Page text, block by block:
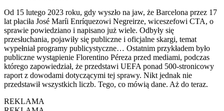
Od 15 lutego 2023 roku, gdy wyszło na jaw, że Barcelona przez 17
lat płaciła José Maríi Enríquezowi Negreirze, wiceszefowi CTA, o
sprawie powiedziano i napisano już wiele. Odbyły się
przesłuchania, pojawiły się publiczne i oficjalne skargi, temat
wypełniał programy publicystyczne… Ostatnim przykładem było
publiczne wystąpienie Florentino Péreza przed mediami, podczas
którego zapowiedział, że przedstawi UEFA ponad 500-stronicowy
raport z dowodami dotyczącymi tej sprawy. Nikt jednak nie
przedstawił wszystkich liczb. Tego, co mówią dane. Aż do teraz.
REKLAMA